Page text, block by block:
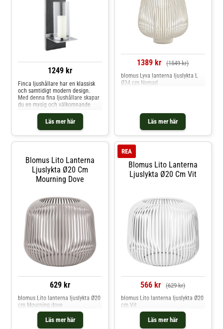
1249 kr
Läs mer här
Finca ljushållare har en klassisk
och samtidigt modern design.
Med denna fina ljushållare skapar
du en mysig och välkomnande
känsla i hemmet. Passar utmärkt
att hänga upp i exempelvis hallen
eller vardagsrummet. Diameter på
glascylindern: 9,5 cm. Shoppa
1389 kr (1549 kr)
Läs mer här
blomus Lyva lanterna ljuslykta L
Ø34 cm Nomad
Blomus Lito Lanterna
Ljuslykta Ø20 Cm
Mourning Dove
629 kr
Läs mer här
blomus Lito lanterna ljuslykta Ø20
cm Mourning dove
Blomus Lito Lanterna
Ljuslykta Ø20 Cm Vit
REA
566 kr (629 kr)
Läs mer här
blomus Lito lanterna ljuslykta Ø20
cm Vit